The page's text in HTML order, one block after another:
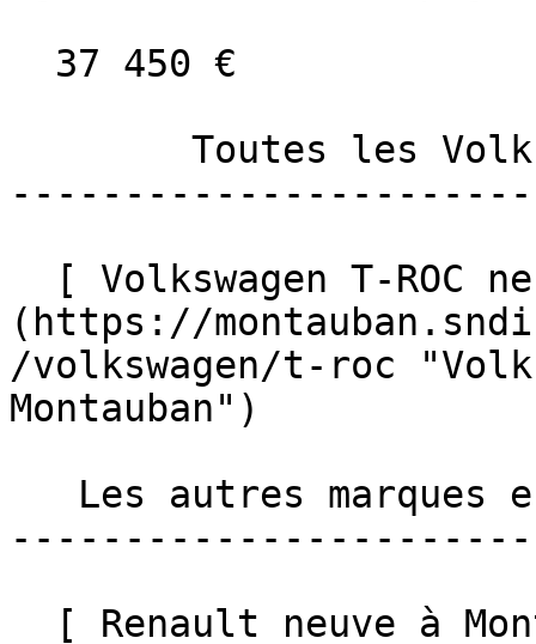
(https://
/volkswagen/t-roc
Montauban")